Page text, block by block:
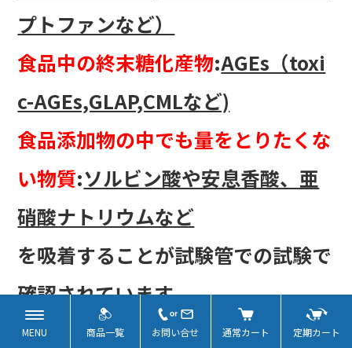
プトファンなど）
食品中の終末糖化産物:AGEs（toxi
c-AGEs,GLAP,CMLなど)
食品添加物の中でも量をとりたくな
い物質:ソルビン酸や安息香酸、亜
硝酸ナトリウムなど
を吸着することが試験管での試験で
確認されています。
MENU 商品一覧 お問い合せ 通常カート 定期カート